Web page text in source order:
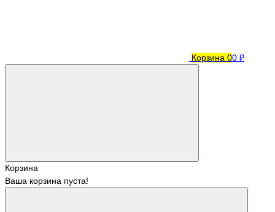
Корзина 00 ₽
Корзина
Ваша корзина пуста!